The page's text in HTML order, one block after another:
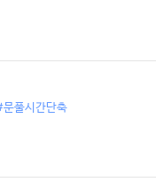
풀시간단축